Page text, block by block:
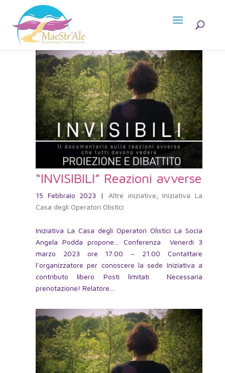
“INVISIBILI” Reazioni avverse
15 Febbraio 2023 | Altre iniziative
Iniziativa La
Casa degli Operatori Olistici
Iniziativa La Casa degli Operatori Olistici La Socia
Angela Podda propone… Conferenza Venerdì 3
marzo 2023 ore 17.00 – 21.00 Contattare
l’organizzatore per conoscere la sede Iniziativa a
contributo libero Posti limitati Necessaria
prenotazione! Relatore...